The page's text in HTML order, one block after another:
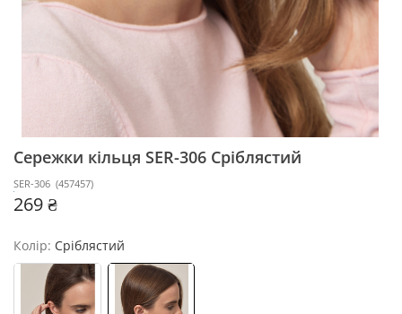
Сережки кільця SER-306 Сріблястий
SER-306 (457457)
269 ₴
Колір: Сріблястий